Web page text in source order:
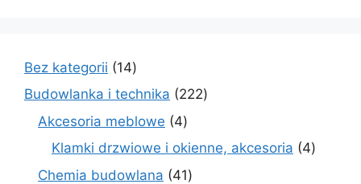
Bez kategorii 1414
produktów
Budowlanka i technika 222222
Akcesoria meblowe 44
produkty
Klamki drzwiowe i okienne, akcesoria 44
Chemia budowlana 4141